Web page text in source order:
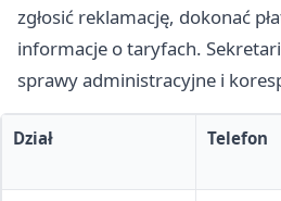
zgłosić reklamację, dokonać
informacje o taryfach.
sprawy administracyjne i
Dział Telefon